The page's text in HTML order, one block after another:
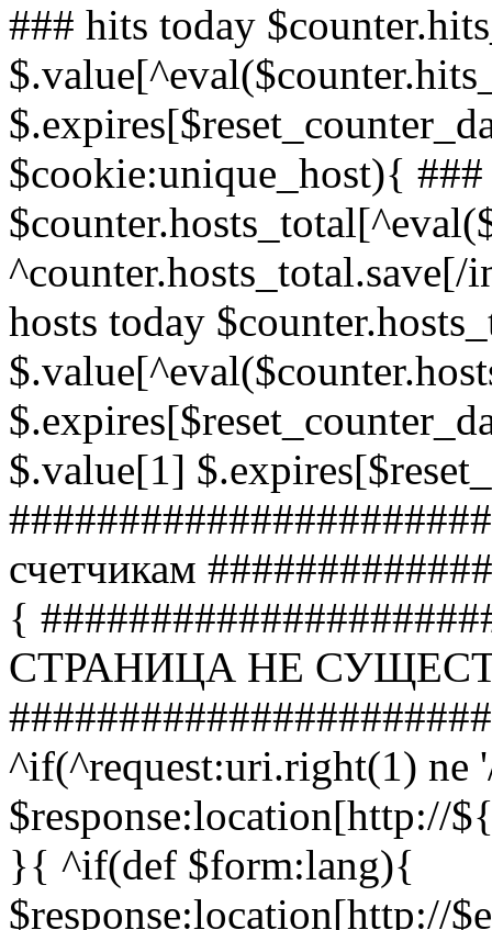
### hits today
$cookie:unique_host){ ###
hosts today
$.value[1]
счетчикам
{
СТРАНИЦА НЕ
^if(^request:uri.right(1) ne
$response:location[http://
}{ ^if(def $form:lang){
$response:location[http://